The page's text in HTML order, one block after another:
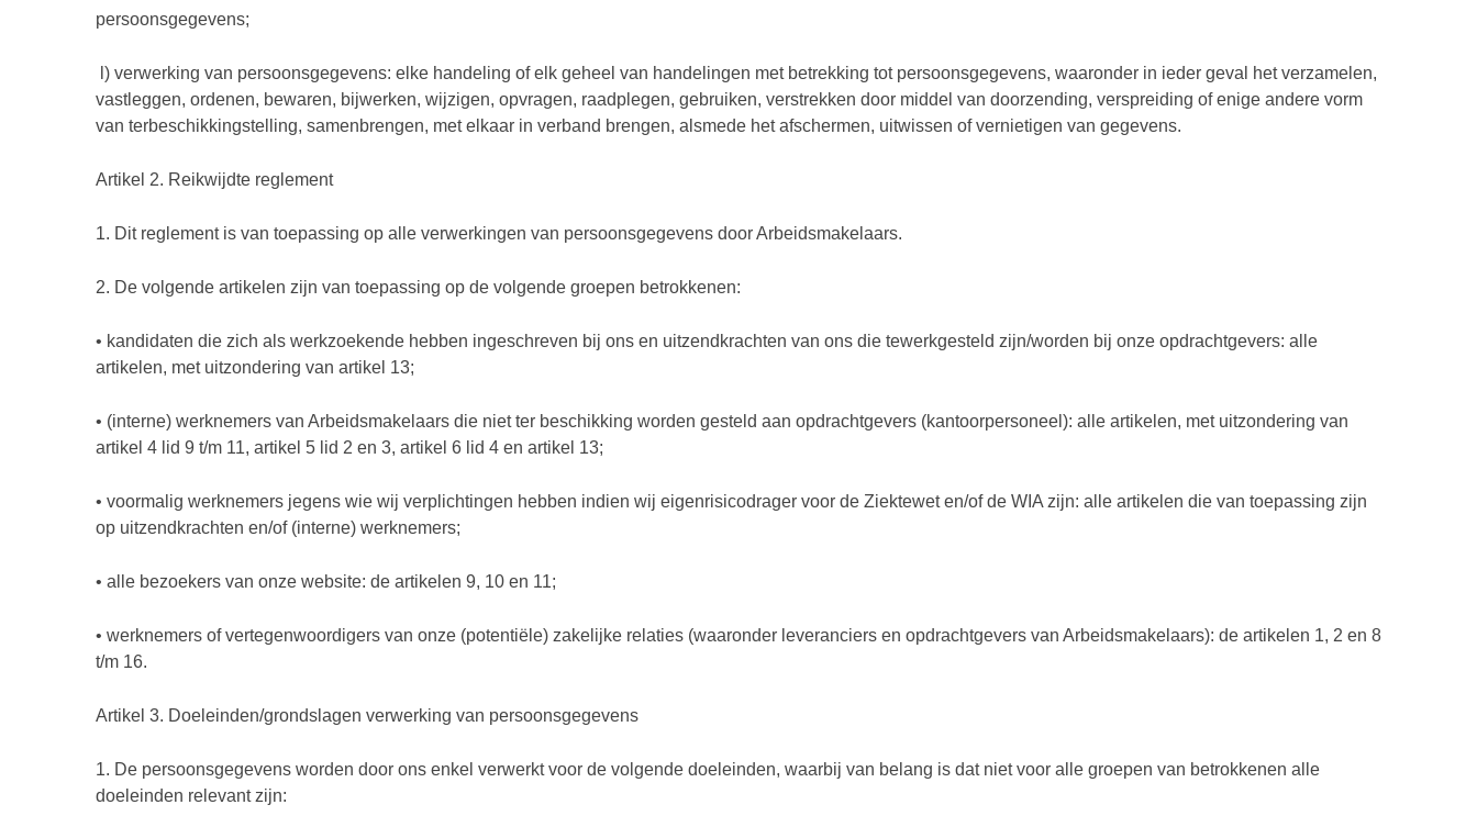
persoonsgegevens;
l) verwerking van persoonsgegevens: elke handeling of elk geheel van handelingen met betrekking tot persoonsgegevens, waaronder in ieder geval het verzamelen,
vastleggen, ordenen, bewaren, bijwerken, wijzigen, opvragen, raadplegen, gebruiken, verstrekken door middel van doorzending, verspreiding of enige andere vorm
van terbeschikkingstelling, samenbrengen, met elkaar in verband brengen, alsmede het afschermen, uitwissen of vernietigen van gegevens.
Artikel 2. Reikwijdte reglement
1. Dit reglement is van toepassing op alle verwerkingen van persoonsgegevens door Arbeidsmakelaars.
2. De volgende artikelen zijn van toepassing op de volgende groepen betrokkenen:
• kandidaten die zich als werkzoekende hebben ingeschreven bij ons en uitzendkrachten van ons die tewerkgesteld zijn/worden bij onze opdrachtgevers: alle
artikelen, met uitzondering van artikel 13;
• (interne) werknemers van Arbeidsmakelaars die niet ter beschikking worden gesteld aan opdrachtgevers (kantoorpersoneel): alle artikelen, met uitzondering van
artikel 4 lid 9 t/m 11, artikel 5 lid 2 en 3, artikel 6 lid 4 en artikel 13;
• voormalig werknemers jegens wie wij verplichtingen hebben indien wij eigenrisicodrager voor de Ziektewet en/of de WIA zijn: alle artikelen die van toepassing zijn
op uitzendkrachten en/of (interne) werknemers;
• alle bezoekers van onze website: de artikelen 9, 10 en 11;
• werknemers of vertegenwoordigers van onze (potentiële) zakelijke relaties (waaronder leveranciers en opdrachtgevers van Arbeidsmakelaars): de artikelen 1, 2 en 8
t/m 16.
Artikel 3. Doeleinden/grondslagen verwerking van persoonsgegevens
1. De persoonsgegevens worden door ons enkel verwerkt voor de volgende doeleinden, waarbij van belang is dat niet voor alle groepen van betrokkenen alle
doeleinden relevant zijn: